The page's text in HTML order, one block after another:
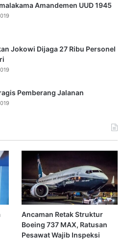
Amandemen UUD 1945
Jokowi Dijaga 27 Ribu Personel
Pemberang Jalanan
Ancaman Retak Struktur
Boeing 737 MAX, Ratusan
Pesawat Wajib Inspeksi